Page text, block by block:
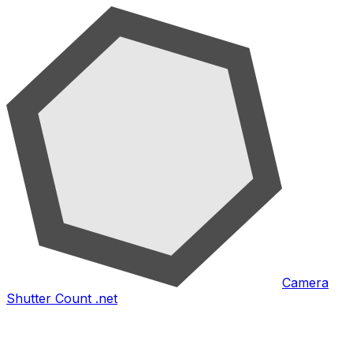
Camera
Shutter Count .net